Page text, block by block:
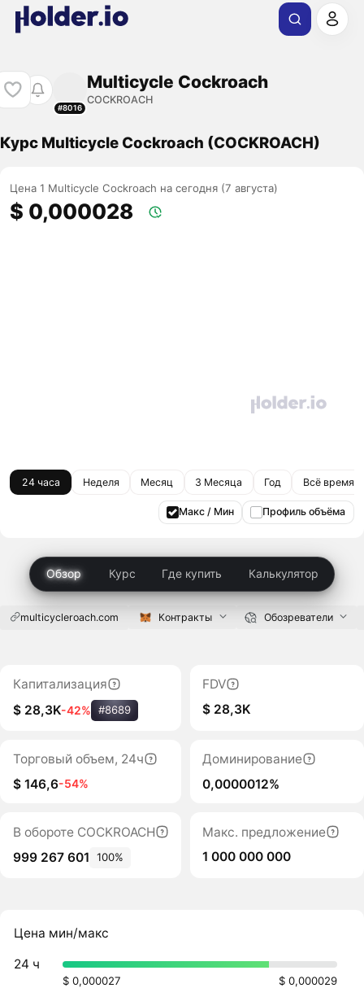
#8016
Multicycle Cockroach
COCKROACH
Курс Multicycle Cockroach (COCKROACH)
Цена 1 Multicycle Cockroach на сегодня (7 августа)
$ 0,000028
24 часа Неделя Месяц 3 Месяца Год Всё время
Макс / Мин Профиль объёма
Обзор Курс Где купить Калькулятор
multicycleroach.com Контракты Обозреватели
Капитализация
$ 28,3K-42% #8689
FDV
$ 28,3K
Торговый объем, 24ч
$ 146,6-54%
Доминирование
0,0000012%
В обороте COCKROACH
999 267 601
100%
Макс. предложение
1 000 000 000
Цена мин/макс
24 ч
$ 0,000027 $ 0,000029